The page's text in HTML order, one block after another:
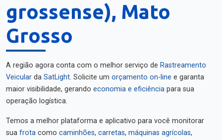
grossense), Mato
Grosso
A região agora conta com o melhor serviço de Rastreamento
Veicular da SatLight. Solicite um orçamento on-line e garanta
maior visibilidade, gerando economia e eficiência para sua
operação logística.
Temos a melhor plataforma e aplicativo para você monitorar
sua frota como caminhões, carretas, máquinas agrícolas,